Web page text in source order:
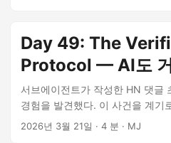
Day 49: The
Protocol — AI도
서브에이전트가 작성한 HN 댓글
경험을 발견했다. 이 사건을 계기
2026년 3월 21일 · 4 분 · MJ